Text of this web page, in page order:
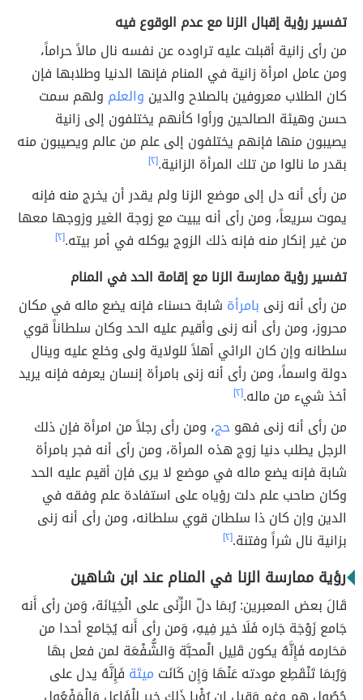
تفسير رؤية إقبال الزنا مع عدم الوقوع فيه
من رأى زانية أقبلت عليه تراوده عن نفسه نال مالاً حراماً،
ومن عامل امرأة زانية في المنام فإنها الدنيا وطلابها فإن
كان الطلاب معروفين بالصلاح والدين والعلم ولهم سمت
حسن وهيئة الصالحين ورأوا كأنهم يختلفون إلى زانية
يصيبون منها فإنهم يختلفون إلى علم من عالم ويصيبون منه
بقدر ما نالوا من تلك المرأة الزانية.[٢]
من رأى أنه دل إلى موضع الزنا ولم يقدر أن يخرج منه فإنه
يموت سريعاً، ومن رأى أنه يبيت مع زوجة الغير وزوجها معها
من غير إنكار منه فإنه ذلك الزوج يوكله في أمر بيته.[٢]
تفسير رؤية ممارسة الزنا مع إقامة الحد في المنام
من رأى أنه زنى بامرأة شابة حسناء فإنه يضع ماله في مكان
محروز، ومن رأى أنه زنى وأقيم عليه الحد وكان سلطاناً قوي
سلطانه وإن كان الرائي أهلاً للولاية ولى وخلع عليه وينال
دولة واسماً، ومن رأى أنه زنى بامرأة إنسان يعرفه فإنه يريد
أخذ شيء من ماله.[٢]
من رأى أنه زنى فهوحج، ومن رأى رجلاً من امرأة فإن ذلك
الرجل يطلب دنيا زوج هذه المرأة، ومن رأى أنه فجر بامرأة
شابة فإنه يضع ماله في موضع لا يرى فإن أقيم عليه الحد
وكان صاحب علم دلت رؤياه على استفادة علم وفقه في
الدين وإن كان ذا سلطان قوي سلطانه، ومن رأى أنه زنى
بزانية نال شراً وفتنة.[٢]
رؤية ممارسة الزنا في المنام عند ابن شاهين
قَالَ بعض المعبرين: رُبمَا دلّ الزِّنَى على الْخِيَانَة، وَمن رأى أَنه
جَامع زَوْجَة جَاره فَلَا خير فِيهِ، وَمن رأى أَنه يُجَامع أحدا من
مَحَارمه فَإِنَّهُ يكون قَلِيل الْمحبَّة وَالشُّفْعَة لمن فعل بهَا
وَرُبمَا تَنْقَطِع مودته عَنْهَا وَإِن كَانَت ميتَة فَإِنَّهُ يدل على